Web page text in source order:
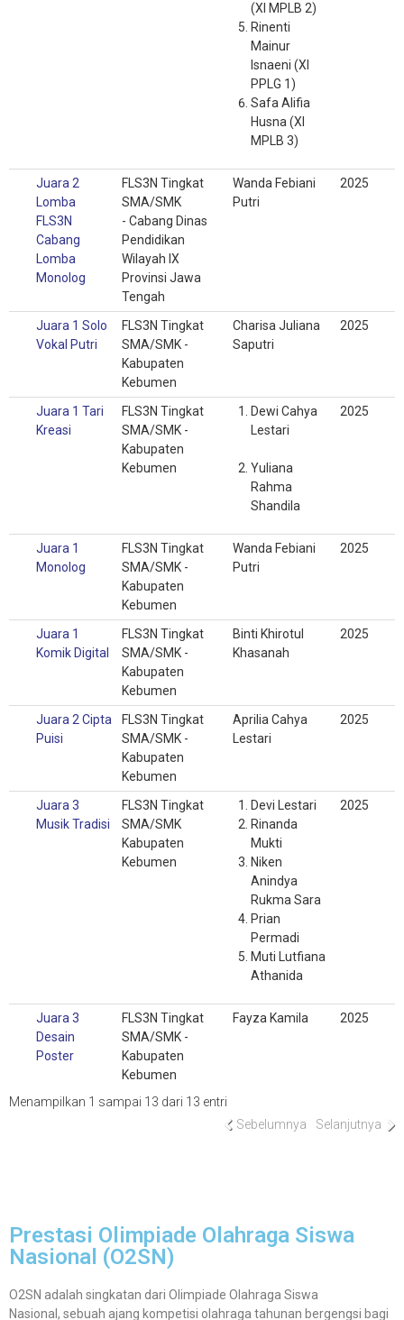
(XI MPLB 2)
Rinenti
Mainur
Isnaeni (XI
PPLG 1)
Safa Alifia
Husna (XI
MPLB 3)
Juara 2
Lomba
FLS3N
Cabang
Lomba
Monolog
FLS3N Tingkat
SMA/SMK
- Cabang Dinas
Pendidikan
Wilayah IX
Provinsi Jawa
Tengah
Wanda Febiani
Putri
2025
Juara 1 Solo
Vokal Putri
FLS3N Tingkat
SMA/SMK -
Kabupaten
Kebumen
Charisa Juliana
Saputri
2025
Juara 1 Tari
Kreasi
FLS3N Tingkat
SMA/SMK -
Kabupaten
Kebumen
Dewi Cahya
Lestari
Yuliana
Rahma
Shandila
2025
Juara 1
Monolog
FLS3N Tingkat
SMA/SMK -
Kabupaten
Kebumen
Wanda Febiani
Putri
2025
Juara 1
Komik Digital
FLS3N Tingkat
SMA/SMK -
Kabupaten
Kebumen
Binti Khirotul
Khasanah
2025
Juara 2 Cipta
Puisi
FLS3N Tingkat
SMA/SMK -
Kabupaten
Kebumen
Aprilia Cahya
Lestari
2025
Juara 3
Musik Tradisi
FLS3N Tingkat
SMA/SMK
Kabupaten
Kebumen
Devi Lestari
Rinanda
Mukti
Niken
Anindya
Rukma Sara
Prian
Permadi
Muti Lutfiana
Athanida
2025
Juara 3
Desain
Poster
FLS3N Tingkat
SMA/SMK -
Kabupaten
Kebumen
Fayza Kamila 2025
Menampilkan 1 sampai 13 dari 13 entri
Sebelumnya
Selanjutnya
Prestasi Olimpiade Olahraga Siswa
Nasional (O2SN)
O2SN adalah singkatan dari Olimpiade Olahraga Siswa
Nasional, sebuah ajang kompetisi olahraga tahunan bergengsi bagi